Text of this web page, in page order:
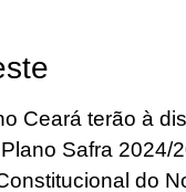
Ceará terão à
Safra 2024/
do